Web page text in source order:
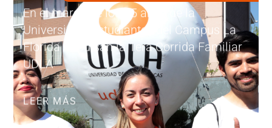
En el marco de los 35 años de la
Universidad, estudiantes del Campus La
Florida impulsan la 1era Corrida Familiar
UDLA
LEER MÁS